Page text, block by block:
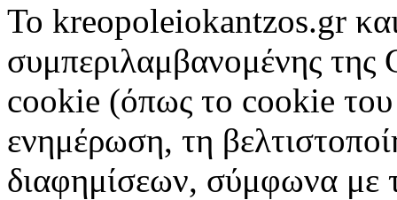
To kreopoleiokantzos.gr και
συμπεριλαμβανομένης της
cookie (όπως το cookie
ενημέρωση, τη
διαφημίσεων, σύμφωνα με